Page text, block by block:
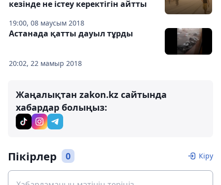
19:00, 08 маусым 2018
кезінде не істеу керектігін айтты
20:02, 22 мамыр 2018
Астанада қатты дауыл тұрды
Жаңалықтан zakon.kz сайтында
хабардар болыңыз:
Пікірлер 0 Кіру